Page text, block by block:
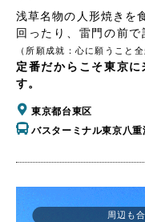
浅草名物の人形焼きを
回ったり、雷門の前
（所願成就：心に願うこと
定番だからこそ東京
す。
東京都台東区
バスターミナル東京八重
周辺も